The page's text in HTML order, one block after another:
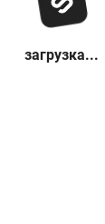
загрузка...